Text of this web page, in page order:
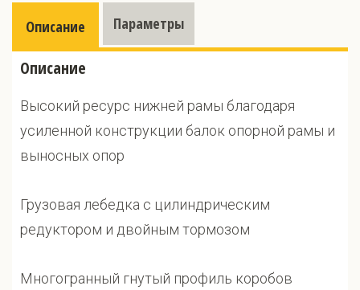
Описание Параметры
Описание
Высокий ресурс нижней рамы благодаря
усиленной конструкции балок опорной рамы и
выносных опор
Грузовая лебедка с цилиндрическим
редуктором и двойным тормозом
Многогранный гнутый профиль коробов